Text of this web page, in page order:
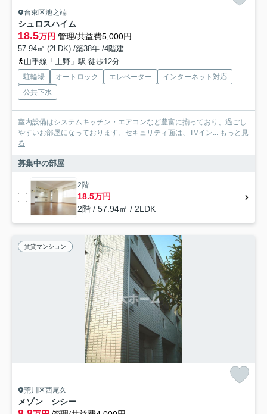
台東区池之端
シュロスハイム
18.5万円 管理/共益費5,000円
57.94㎡ (2LDK) /築38年 /4階建
山手線「上野」駅 徒歩12分
駐輪場 オートロック エレベーター
インターネット対応
公共下水
室内設備はシステムキッチン・エアコンなど豊富に揃っており、過ごし
やすいお部屋になっております。セキュリティ面は、TVイン... もっと見
る
募集中の部屋
2階
18.5万円
2階 / 57.94㎡ / 2LDK
賃貸マンション
荒川区西尾久
メゾン シシー